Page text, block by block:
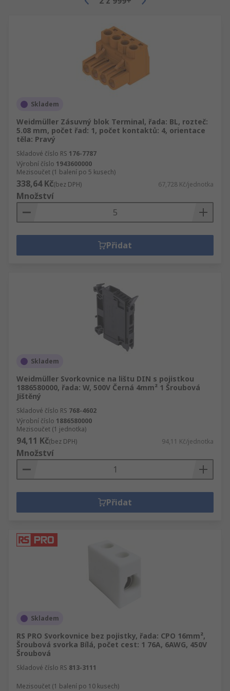
výkonných svorkovnic, které vyhovují vašim
potřebám. Naše svorkovnice jsou dodávány v
široké škále typů, stylů a způsoby připojení. Mezi
nejpopulárnější patří
Svorkovnice na lištu DIN, jednoduché,
Standardní svorkovnice.
Distribuční bloky a společné bloky.
Pojistkové bloky.
Bariérové pásky.
Skladem
Weidmüller Zásuvný blok Terminal, řada: BL, rozteč:
5.08 mm, počet řad: 1, počet kontaktů: 4, orientace
těla: Pravý
Skladové číslo RS 176-7787
Výrobní číslo 1943600000
Mezisoučet (1 balení po 5 kusech)
338,64 Kč(bez DPH) 67,728 Kč/jednotka
Množství
Přidat
Skladem
Weidmüller Svorkovnice na lištu DIN s pojistkou
1886580000, řada: W, 500V Černá 4mm² 1 Šroubová
Jištěný
Skladové číslo RS 768-4602
Výrobní číslo 1886580000
Mezisoučet (1 jednotka)
94,11 Kč(bez DPH) 94,11 Kč/jednotka
Množství
Přidat
Skladem
RS PRO Svorkovnice bez pojistky, řada: CPO 16mm²,
Šroubová svorka Bílá, počet cest: 1 76A, 6AWG, 450V
Šroubová
Skladové číslo RS 813-3111
Mezisoučet (1 balení po 10 kusech)